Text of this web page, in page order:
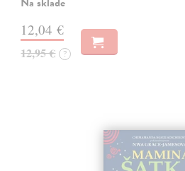
12,04 €
12,95 € ?